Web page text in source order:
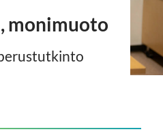
monimuoto